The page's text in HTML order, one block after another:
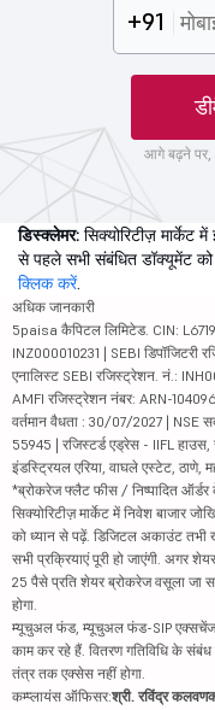
+91
आगे बढ़ने
डिस्क्लेमर: सिक्योरिटीज़ मार्केट
से पहले सभी संबंधित डॉक्यूमेंट
क्लिक करें.
अधिक जानकारी
5paisa कैपिटल लिमिटेड. CIN:
INZ000010231 | SEBI डिपॉजिटरी
एनालिस्ट SEBI रजिस्ट्रेशन. नं.:
AMFI रजिस्ट्रेशन नंबर: ARN-
वर्तमान वैधता : 30/07/2027 | NSE
55945 | रजिस्टर्ड एड्रेस - IIFL
इंडस्ट्रियल एरिया, वाघले एस्टेट, ठाणे,
*ब्रोकरेज फ्लैट फीस / निष्पादित
सिक्योरिटीज़ मार्केट में निवेश बाजार
को ध्यान से पढ़ें. डिजिटल अकाउंट तभी
सभी प्रक्रियाएं पूरी हो जाएंगी. अगर
25 पैसे प्रति शेयर ब्रोकरेज वसूला जा
होगा.
म्यूचुअल फंड, म्यूचुअल फंड-SIP एक्सचेंज
काम कर रहे हैं. वितरण गतिविधि के संबंध
तंत्र तक एक्सेस नहीं होगा.
कम्प्लायंस ऑफिसर:श्री. रविंद्र